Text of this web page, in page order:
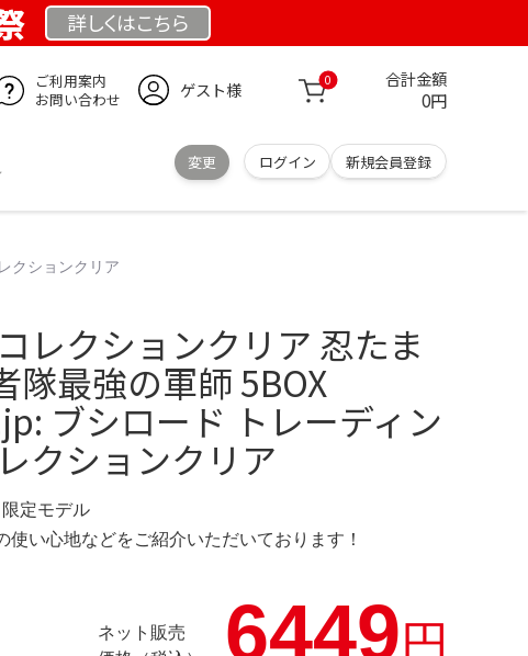
詳しくはこちら
ご利用案内
お問い合わせ
ゲスト様 0 合計金額
0円
変更 ログイン 新規会員登録
クションクリア
レクションクリア 忍たま
隊最強の軍師 5BOX
ブシロード トレーディン
クションクリア
定モデル
使い心地などをご紹介いただいております！
ネット販売
6449円